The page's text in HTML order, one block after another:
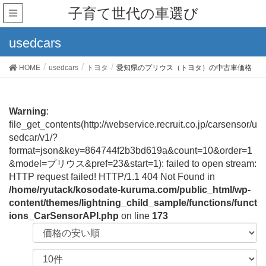
子育て世代の車選び
usedcars
HOME usedcars トヨタ 愛知県のプリウス（トヨタ）の中古車価格
Warning:
file_get_contents(http://webservice.recruit.co.jp/carsensor/u
sedcar/v1/?
format=json&key=864744f2b3bd619a&count=10&order=1
&model=プリウス&pref=23&start=1): failed to open stream:
HTTP request failed! HTTP/1.1 404 Not Found in
/home/ryutack/kosodate-kuruma.com/public_html/wp-
content/themes/lightning_child_sample/functions/funct
ions_CarSensorAPI.php on line 173